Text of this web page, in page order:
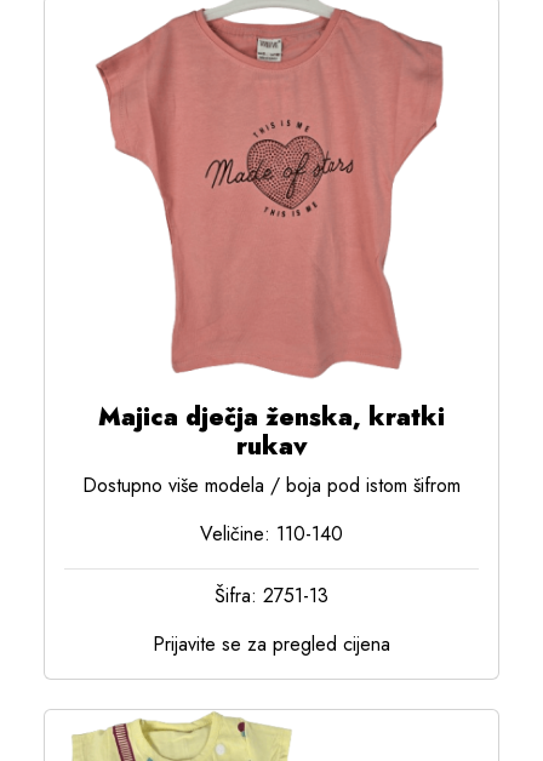
Majica dječja ženska, kratki
rukav
Dostupno više modela / boja pod istom šifrom
Veličine: 110-140
Šifra: 2751-13
Prijavite se za pregled cijena